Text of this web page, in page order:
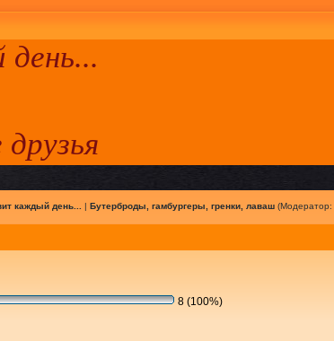
каждый день... | Бутерброды, гамбургеры, гренки, лаваш(Модератор:
8 (100%)